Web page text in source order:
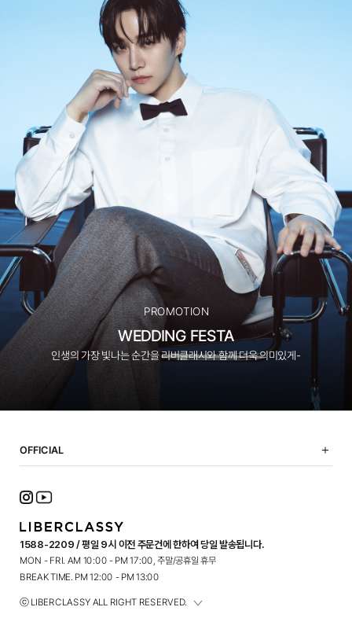
PROMOTION
WEDDING FESTA
인생의 가장 빛나는 순간을 리버클래시와 함께 더욱 의미있게-
OFFICIAL
SHOPPING GUIDE
TERMS OF USE
PRIVACY POLICY
CONTACT
1588-2209 / 평일 9시 이전 주문건에 한하여 당일 발송됩니다.
MON - FRI. AM 10:00 - PM 17:00, 주말/공휴일 휴무
BREAK TIME. PM 12:00 - PM 13:00
ⓒ LIBERCLASSY ALL RIGHT RESERVED.